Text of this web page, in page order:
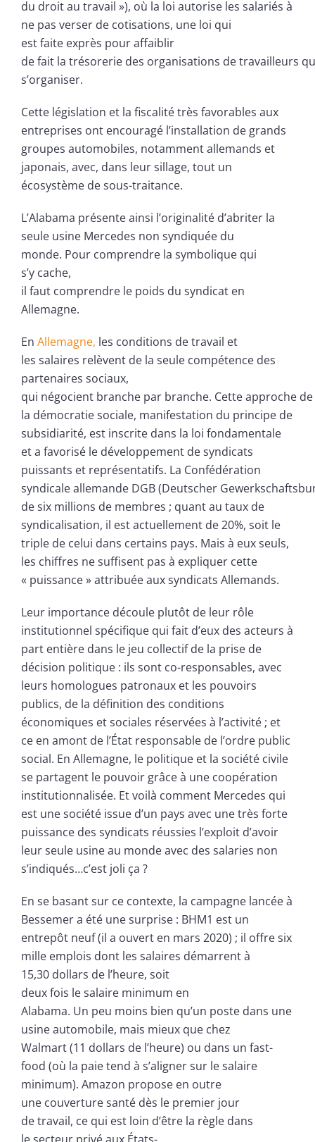
du droit au travail »), où la loi autorise les salariés à
ne pas verser de cotisations, une loi qui
est faite exprès pour affaiblir
de fait la trésorerie des organisations de travailleurs
s’organiser.
Cette législation et la fiscalité très favorables aux
entreprises ont encouragé l’installation de grands
groupes automobiles, notamment allemands et
japonais, avec, dans leur sillage, tout un
écosystème de sous-traitance.
L’Alabama présente ainsi l’originalité d’abriter la
seule usine Mercedes non syndiquée du
monde. Pour comprendre la symbolique qui
s’y cache,
il faut comprendre le poids du syndicat en
Allemagne.
En Allemagne, les conditions de travail et
les salaires relèvent de la seule compétence des
partenaires sociaux,
qui négocient branche par branche. Cette approche de
la démocratie sociale, manifestation du principe de
subsidiarité, est inscrite dans la loi fondamentale
et a favorisé le développement de syndicats
puissants et représentatifs. La Confédération
syndicale allemande DGB (Deutscher
de six millions de membres ; quant au taux de
syndicalisation, il est actuellement de 20%, soit le
triple de celui dans certains pays. Mais à eux seuls,
les chiffres ne suffisent pas à expliquer cette
« puissance » attribuée aux syndicats Allemands.
Leur importance découle plutôt de leur rôle
institutionnel spécifique qui fait d’eux des acteurs à
part entière dans le jeu collectif de la prise de
décision politique : ils sont co-responsables, avec
leurs homologues patronaux et les pouvoirs
publics, de la définition des conditions
économiques et sociales réservées à l’activité ; et
ce en amont de l’État responsable de l’ordre public
social. En Allemagne, le politique et la société civile
se partagent le pouvoir grâce à une coopération
institutionnalisée. Et voilà comment Mercedes qui
est une société issue d’un pays avec une très forte
puissance des syndicats réussies l’exploit d’avoir
leur seule usine au monde avec des salaries non
s’indiqués…c’est joli ça ?
En se basant sur ce contexte, la campagne lancée à
Bessemer a été une surprise : BHM1 est un
entrepôt neuf (il a ouvert en mars 2020) ; il offre six
mille emplois dont les salaires démarrent à
15,30 dollars de l’heure, soit
deux fois le salaire minimum en
Alabama. Un peu moins bien qu’un poste dans une
usine automobile, mais mieux que chez
Walmart (11 dollars de l’heure) ou dans un fast-
food (où la paie tend à s’aligner sur le salaire
minimum). Amazon propose en outre
une couverture santé dès le premier jour
de travail, ce qui est loin d’être la règle dans